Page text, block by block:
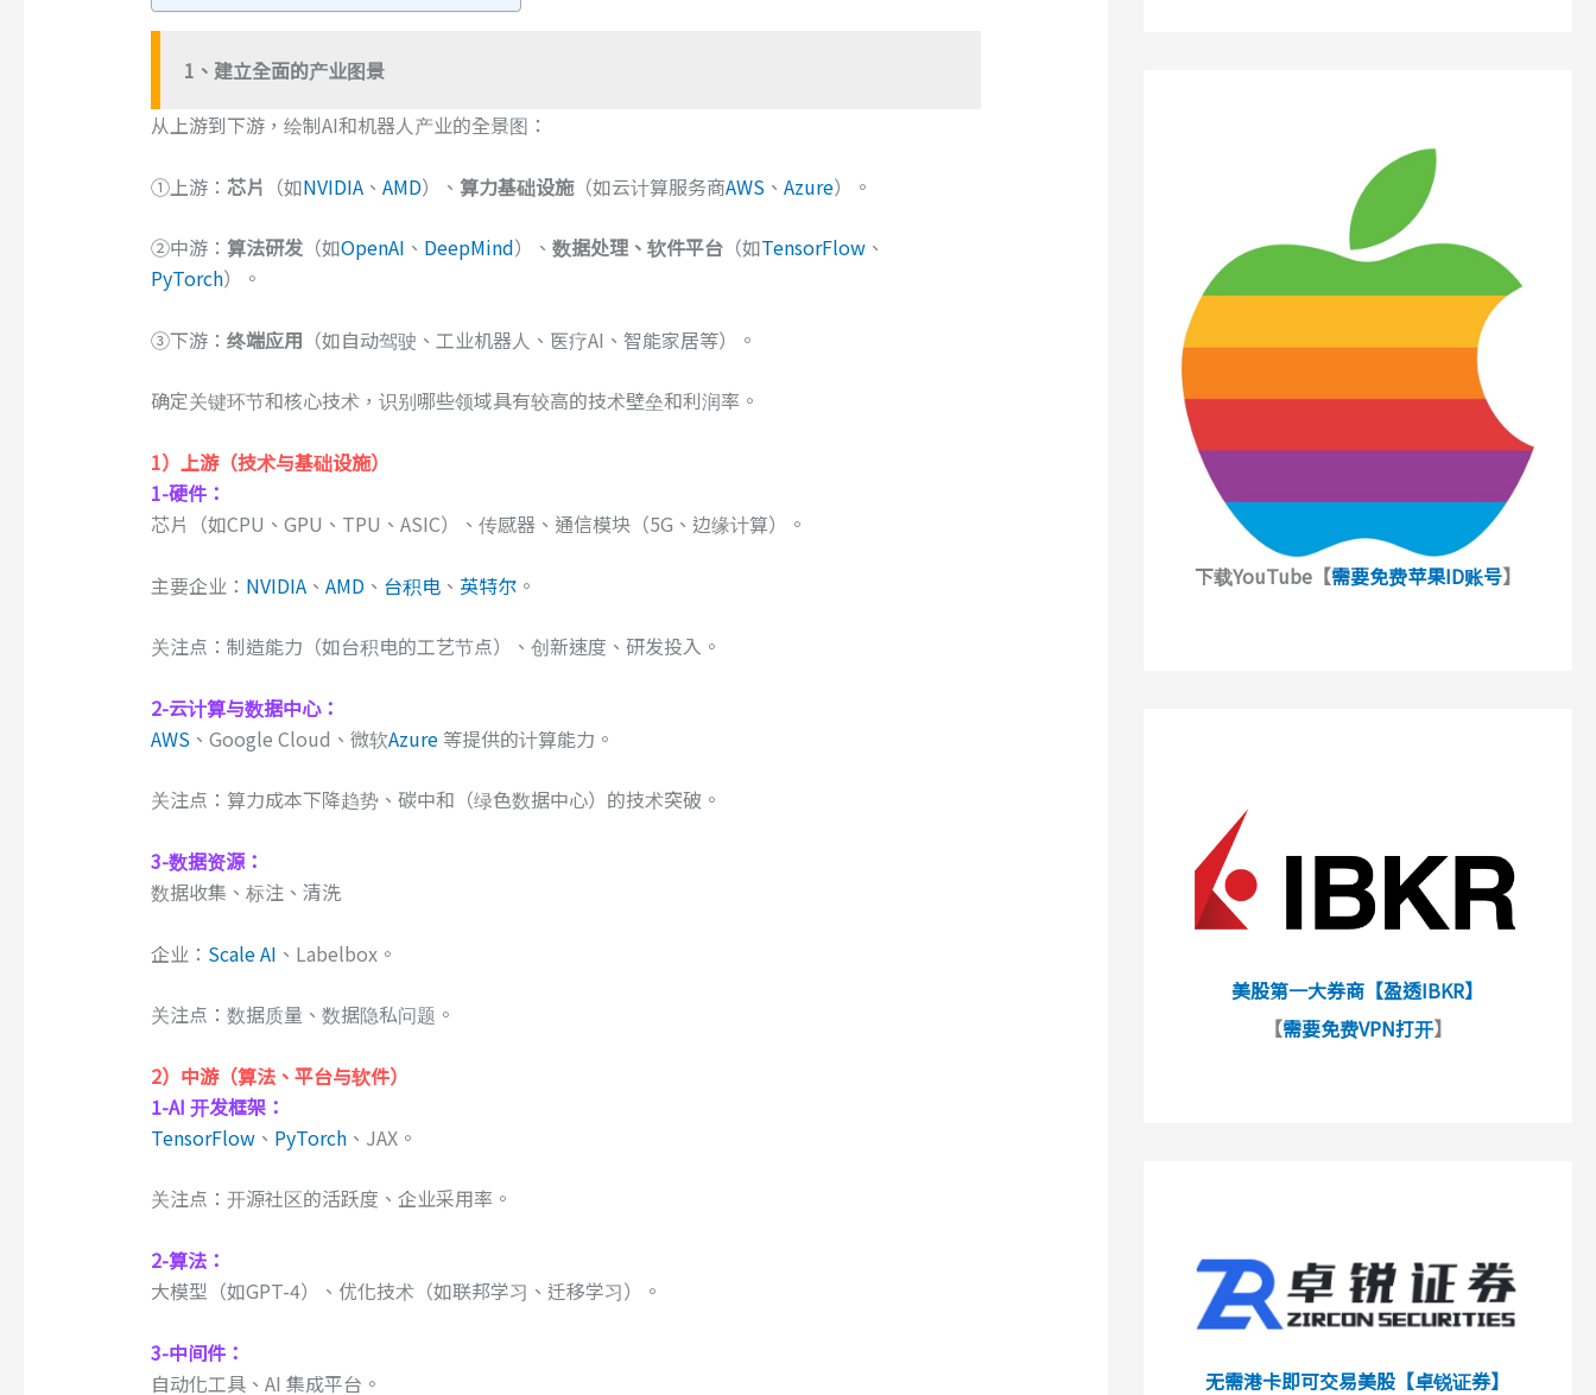
1 、 建立全面的产业图景
从上游到下游，绘制AI和机器人产业的全景图：
①上游： 芯片 （如NVIDIA、 AMD）、 算力基础设施（如云计算服务商AWS、 Azure）。
②中游： 算法研发（如OpenAI 、 DeepMind）、 数据处理、软件平台（如TensorFlow、
PyTorch）。
③下游： 终端应用 （如自动驾驶、工业机器人、医疗AI、智能家居等）。
确定关键环节和核心技术，识别哪些领域具有较高的技术壁垒和利润率。
1） 上游（技术与基础设施）
1-硬件：
芯片（如CPU、GPU、TPU、ASIC）、传感器、通信模块（5G、边缘计算）。
主要企业： NVIDIA、 AMD、 台积电、 英特尔。
关注点：制造能力（如台积电的工艺节点）、创新速度、研发投入。
2-云计算与数据中心：
AWS、Google Cloud、微软Azure等提供的计算能力。
关注点：算力成本下降趋势、碳中和（绿色数据中心）的技术突破。
3-数据资源：
数据收集、标注、清洗
企业： Scale AI 、Labelbox。
关注点：数据质量、数据隐私问题。
2） 中游（算法、平台与软件）
1-AI 开发框架：
TensorFlow、 PyTorch、JAX。
关注点：开源社区的活跃度、企业采用率。
2-算法：
大模型（如GPT-4）、优化技术（如联邦学习、迁移学习）。
3-中间件：
自动化工具、AI 集成平台。
下载YouTube【需要免费苹果ID账号】
美股第一大券商【盈透IBKR】
【需要免费VPN打开】
无需港卡即可交易美股【卓锐证券】